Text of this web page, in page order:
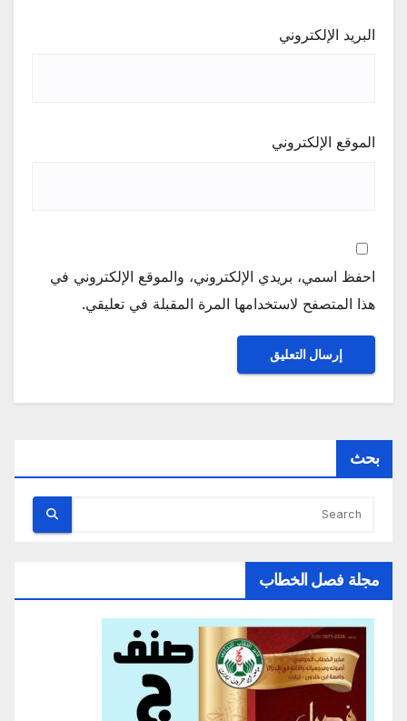
البريد الإلكتروني
الموقع الإلكتروني
احفظ اسمي، بريدي الإلكتروني، والموقع الإلكتروني في
هذا المتصفح لاستخدامها المرة المقبلة في تعليقي.
بحث
مجلة فصل الخطاب